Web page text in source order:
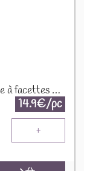
Citrine - Pendule Orgonite - Pointe à facettes 78122
14.9€/pc
+